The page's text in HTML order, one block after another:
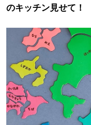
のキッチン見せて！